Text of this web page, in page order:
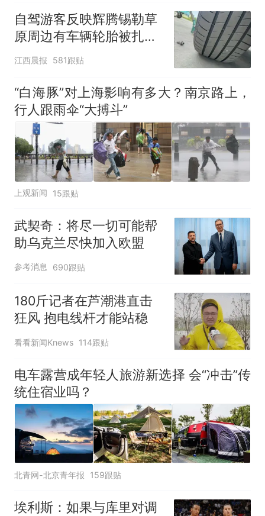
自驾游客反映辉腾锡勒草
原周边有车辆轮胎被扎，
修理店铺换胎价格高达千
江西晨报 581跟贴
“白海豚”对上海影响有多大？南京路上，
行人跟雨伞“大搏斗”
上观新闻 15跟贴
武契奇：将尽一切可能帮
助乌克兰尽快加入欧盟
参考消息 690跟贴
180斤记者在芦潮港直击
狂风 抱电线杆才能站稳
看看新闻Knews 114跟贴
电车露营成年轻人旅游新选择 会“冲击”传
统住宿业吗？
北青网-北京青年报 159跟贴
埃利斯：如果与库里对调